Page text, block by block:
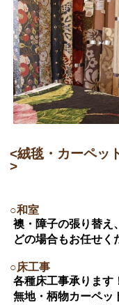
<絨毯・カーペッ
>
○和室
襖・障子の張り替え
どの場合もお任せく
○床工事
各種床工事承ります
無地・柄物カーペッ